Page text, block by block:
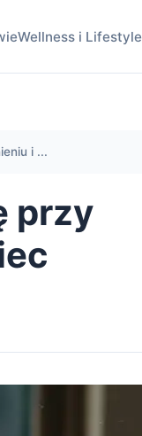
Wellness i Lifestyle
i ...
przy